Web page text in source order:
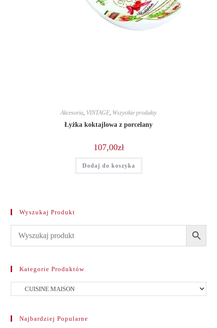
Akcesoria VINTAGE Wszystkie produkty
Łyżka koktajlowa z porcelany
107,00zł
Dodaj do koszyka
Wyszukaj Produkt
Kategorie Produktów
Najbardziej Popularne